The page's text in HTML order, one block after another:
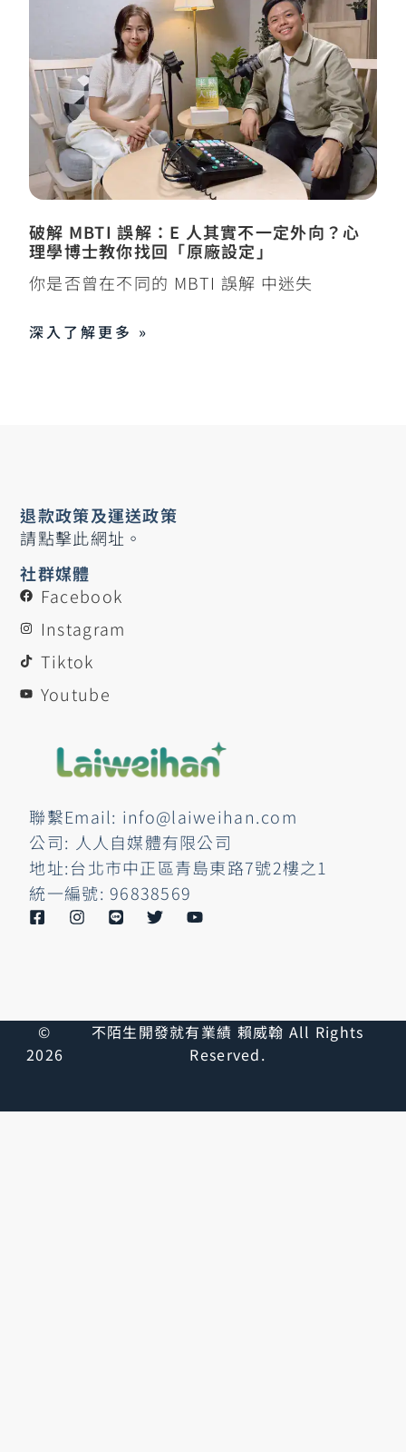
破解 MBTI 誤解：E 人其實不一定外向？心
理學博士教你找回「原廠設定」
你是否曾在不同的 MBTI 誤解 中迷失
深入了解更多 »
聯繫Email: info@laiweihan.com
公司: 人人自媒體有限公司
地址:台北市中正區青島東路7號2樓之1
統一編號: 96838569
社群媒體
Facebook
Instagram
Tiktok
Youtube
退款政策及運送政策
請點擊此網址。
©
2026
不陌生開發就有業績 賴威翰 All Rights
Reserved.